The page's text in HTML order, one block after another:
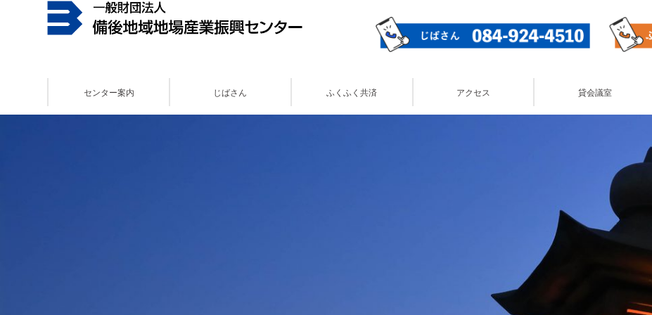
センター案内 じばさん ふくふく共済 アクセス 貸会議室